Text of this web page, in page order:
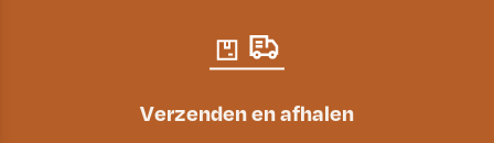
Verzenden en afhalen